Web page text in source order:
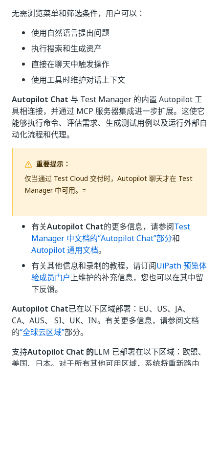
无需浏览菜单和筛选条件，用户可以：
使用自然语言提出问题
执行搜索和生成资产
直接在聊天中触发操作
使用工具时维护对话上下文
Autopilot Chat 与 Test Manager 的内置 Autopilot 工
具相连接，并通过 MCP 服务器集成进一步扩展。这使它
能够执行命令、评估需求、生成测试用例以及运行外部自
动化流程和代理。
重要提示：
仅当通过 Test Cloud 交付时，Autopilot 聊天才在 Test
Manager 中可用。=
有关Autopilot Chat的更多信息，请参阅Test
Manager 中文档的“Autopilot Chat”部分和
Autopilot 通用文档。
有关其他信息和录制的教程，请订阅UiPath 预览体
验成员门户上维护的补充信息，您也可以在其中留
下反馈。
Autopilot Chat已在以下区域部署：EU、US、JA、
CA、AUS、 SI、UK、IN。有关更多信息，请参阅文档
的“全球云区域”部分。
支持Autopilot Chat 的LLM 已部署在以下区域：欧盟、
美国、日本。对于所有其他可用区域，系统将重新路由